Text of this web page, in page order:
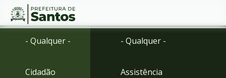
Ir
Conteúdo
- Qualquer -
Cidadão
- Qualquer -
Assistência